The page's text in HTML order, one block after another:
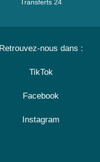
Transferts 24
Retrouvez-nous dans :
TikTok
Facebook
Instagram